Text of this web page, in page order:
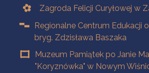
Zagroda Felicji Curyłowej w
Regionalne Centrum Edukacji
bryg. Zdzisława Baszaka
Muzeum Pamiątek po Janie
"Koryznówka" w Nowym